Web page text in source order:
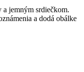
jemným srdiečkom.
a dodá obálke